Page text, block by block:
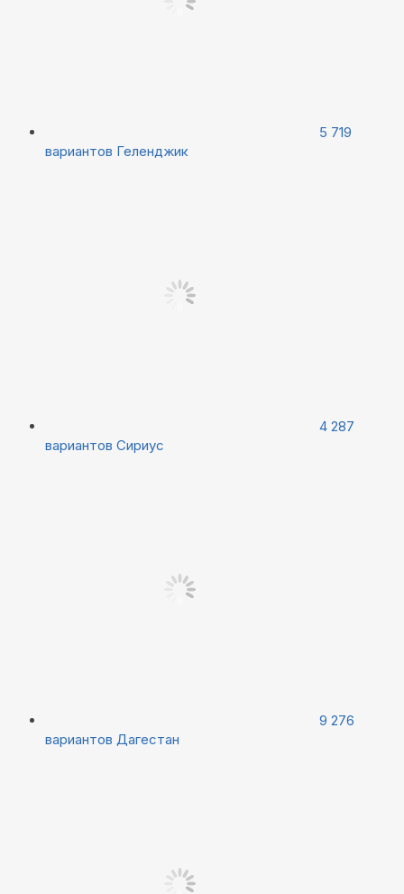
5 719
вариантов Геленджик
4 287
вариантов Сириус
9 276
вариантов Дагестан